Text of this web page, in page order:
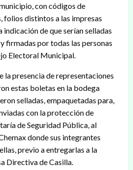
con códigos de
folios distintos a las impresas
indicación de que serían selladas
firmadas por todas las personas
Electoral Municipal.
la presencia de representaciones
estas boletas en la bodega
selladas, empaquetadas para,
con la protección de
de Seguridad Pública, al
donde sus integrantes
previo a entregarlas a la
Directiva de Casilla.